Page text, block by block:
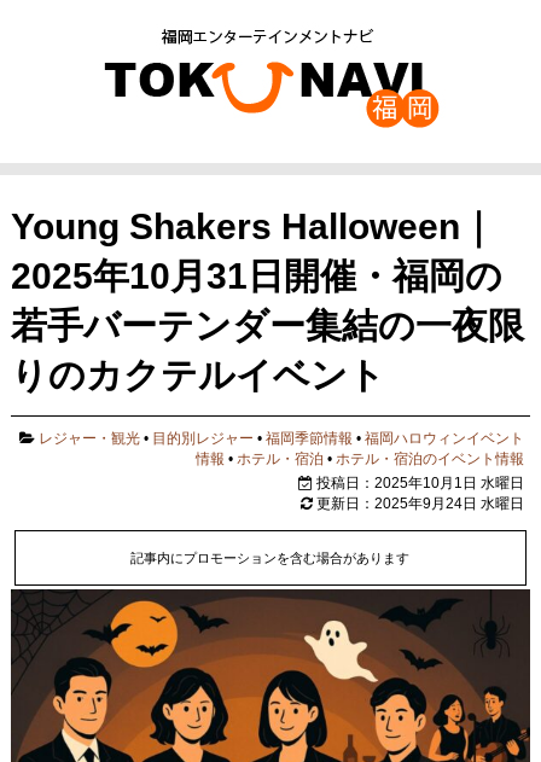
Young Shakers Halloween｜
2025年10月31日開催・福岡の
若手バーテンダー集結の一夜限
りのカクテルイベント
レジャー・観光 • 目的別レジャー •福岡季節情報 •福岡ハロウィンイベント
情報 •ホテル・宿泊 •ホテル・宿泊のイベント情報
投稿日：2025年10月1日 水曜日
更新日：2025年9月24日 水曜日
記事内にプロモーションを含む場合があります